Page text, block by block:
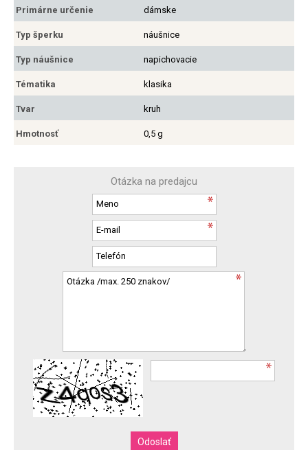
Primárne určenie dámske
Typ šperku náušnice
Typ náušnice napichovacie
Tématika klasika
Tvar kruh
Hmotnosť 0,5 g
Otázka na predajcu